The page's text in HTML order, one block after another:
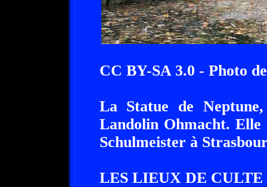
CC BY-SA 3.0 - Photo
La Statue de
Landolin Ohmacht. Elle
Schulmeister à
LES LIEUX DE